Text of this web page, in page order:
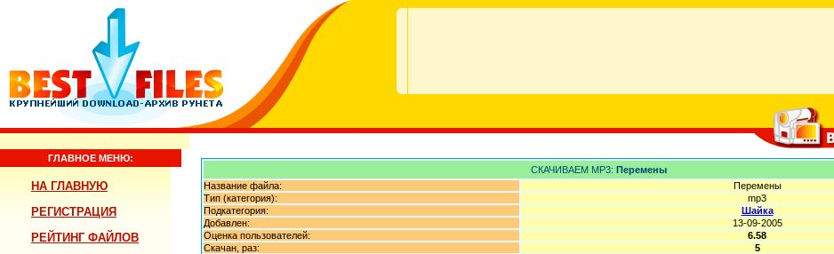
ГЛАВНОЕ МЕНЮ:
НА ГЛАВНУЮ
РЕГИСТРАЦИЯ
РЕЙТИНГ ФАЙЛОВ
СКАЧИВАЕМ MP3: Перемены
Название файла:
Перемены
Тип (категория):
mp3
Подкатегория:
Шайка
Добавлен:
13-09-2005
Оценка пользователей:
6.58
Скачан, раз:
5